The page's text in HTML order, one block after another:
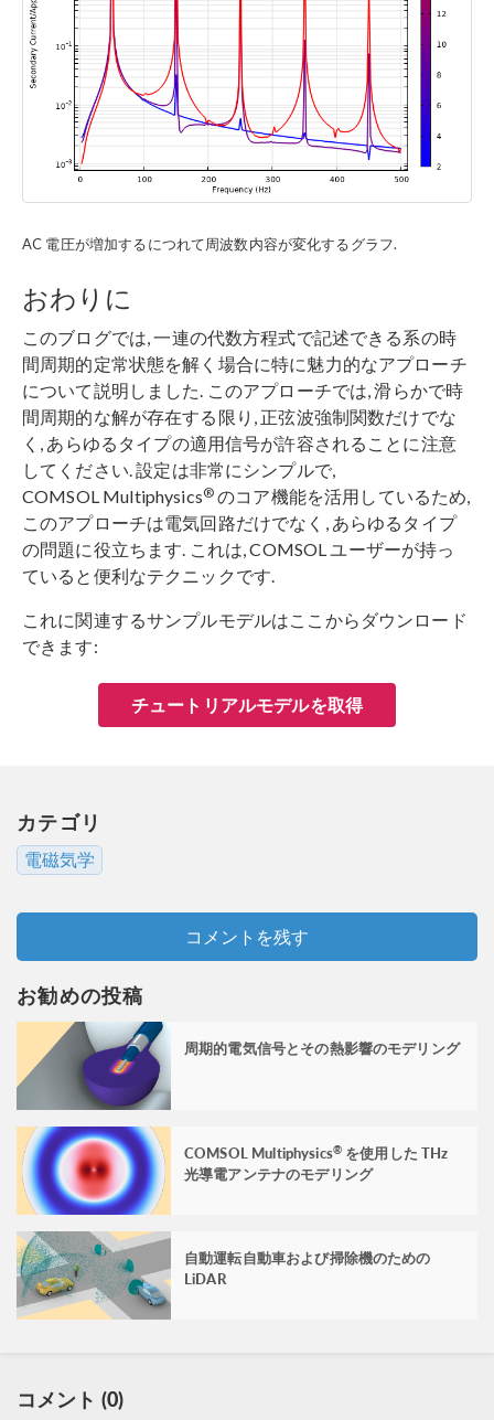
AC 電圧が増加するにつれて周波数内容が変化するグラフ.
おわりに
このブログでは, 一連の代数方程式で記述できる系の時
間周期的定常状態を解く場合に特に魅力的なアプローチ
について説明しました. このアプローチでは, 滑らかで時
間周期的な解が存在する限り, 正弦波強制関数だけでな
く, あらゆるタイプの適用信号が許容されることに注意
してください. 設定は非常にシンプルで,
COMSOL Multiphysics® のコア機能を活用しているため,
このアプローチは電気回路だけでなく, あらゆるタイプ
の問題に役立ちます. これは, COMSOL ユーザーが持っ
ていると便利なテクニックです.
これに関連するサンプルモデルはここからダウンロード
できます:
チュートリアルモデルを取得
カテゴリ
電磁気学
コメントを残す
お勧めの投稿
周期的電気信号とその熱影響のモデリング
COMSOL Multiphysics® を使用した THz
光導電アンテナのモデリング
自動運転自動車および掃除機のための
LiDAR
コメント (0)